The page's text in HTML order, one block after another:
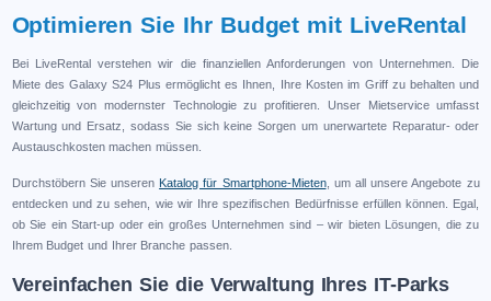
Optimieren Sie Ihr Budget mit LiveRental
Bei LiveRental verstehen wir die finanziellen Anforderungen von Unternehmen. Die
Miete des Galaxy S24 Plus ermöglicht es Ihnen, Ihre Kosten im Griff zu behalten und
gleichzeitig von modernster Technologie zu profitieren. Unser Mietservice umfasst
Wartung und Ersatz, sodass Sie sich keine Sorgen um unerwartete Reparatur- oder
Austauschkosten machen müssen.
Durchstöbern Sie unseren Katalog für Smartphone-Mieten, um all unsere Angebote zu
entdecken und zu sehen, wie wir Ihre spezifischen Bedürfnisse erfüllen können. Egal,
ob Sie ein Start-up oder ein großes Unternehmen sind – wir bieten Lösungen, die zu
Ihrem Budget und Ihrer Branche passen.
Vereinfachen Sie die Verwaltung Ihres IT-Parks